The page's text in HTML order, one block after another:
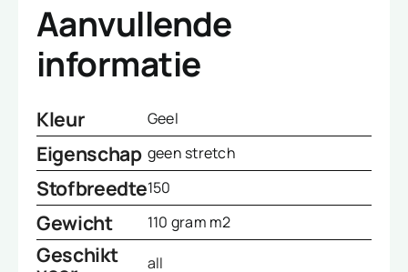
Aanvullende
informatie
Kleur Geel
Eigenschap geen stretch
Stofbreedte150
Gewicht 110 gram m2
Geschikt all